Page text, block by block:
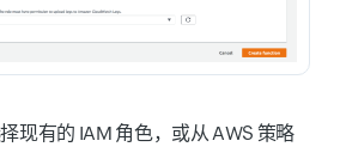
现有的 IAM 角色，或从 AWS 策略